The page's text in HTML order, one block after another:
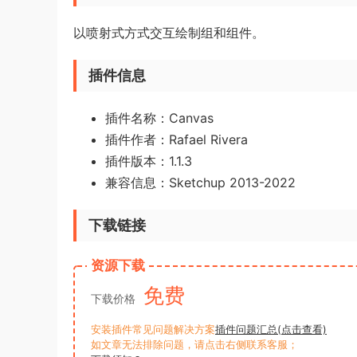
以喷射式方式交互绘制组和组件。
插件信息
插件名称：Canvas
插件作者：Rafael Rivera
插件版本：1.1.3
兼容信息：Sketchup 2013-2022
下载链接
资源下载
下载价格 免费
安装插件常见问题解决方案插件问题汇总(点击查看)
如文章无法排除问题，请点击右侧联系客服；